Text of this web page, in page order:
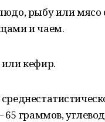
рыбу или
и чаем.
или кефир.
граммов,